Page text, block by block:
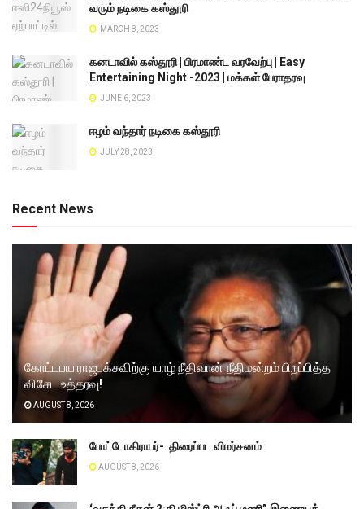
வரும் நடிகை கஸ்தூரி
MARCH 8, 2023
கனடாவில் கஸ்தூரி | பிரமாண்ட வரவேற்பு | Easy
Entertaining Night -2023 | மக்கள் பேராதரவு
JUNE 6, 2023
ஈழம் வந்தார் நடிகை கஸ்தூரி
JULY 28, 2023
Recent News
கோட்டபய ராஜபக்சவிற்கு யாழ் நீதிவான் நீதிமன்றம் பிறப்பித்த
விசேட உத்தரவு!
AUGUST 8, 2026
போட்டோகிராபர்- ‌ திரைப்பட விமர்சனம்
AUGUST 8, 2026